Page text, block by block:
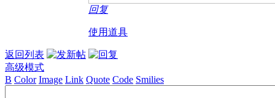
回复
使用道具
返回列表
高级模式
B Color Image Link Quote Code Smilies